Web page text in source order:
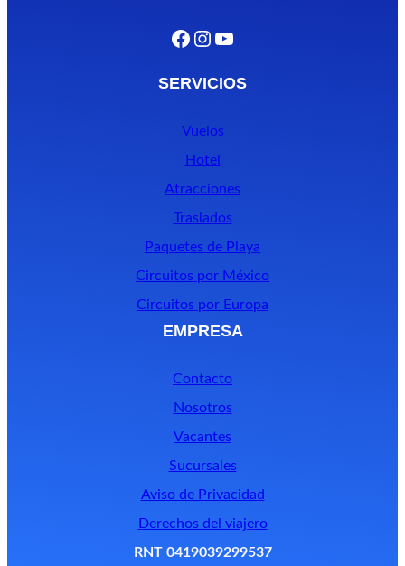
Facebook Instagram YouTube
SERVICIOS
Vuelos
Hotel
Atracciones
Traslados
Paquetes de Playa
Circuitos por México
Circuitos por Europa
EMPRESA
Contacto
Nosotros
Vacantes
Sucursales
Aviso de Privacidad
Derechos del viajero
RNT 0419039299537